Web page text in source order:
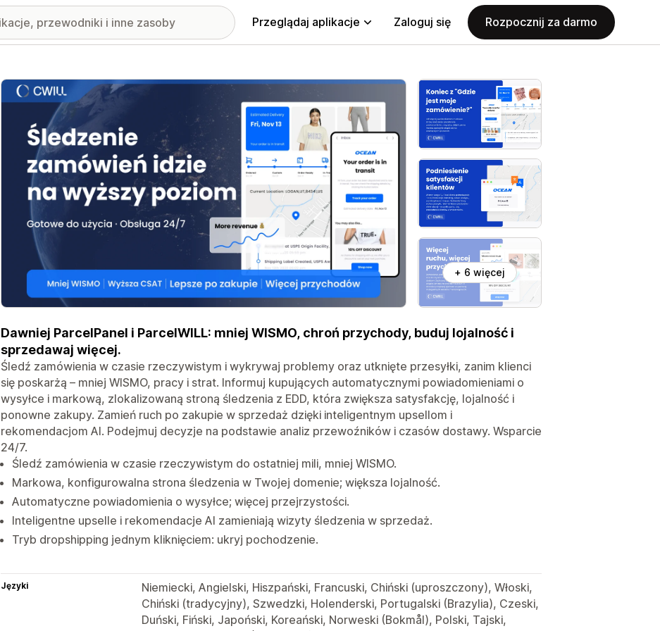
Przeglądaj aplikacje Zaloguj się Rozpocznij za darmo
Wyróżnione obrazy w galerii
+ 6 więcej
Dawniej ParcelPanel i ParcelWILL: mniej WISMO, chroń przychody, buduj lojalność i
sprzedawaj więcej.
Śledź zamówienia w czasie rzeczywistym i wykrywaj problemy oraz utknięte przesyłki, zanim klienci
się poskarżą – mniej WISMO, pracy i strat. Informuj kupujących automatycznymi powiadomieniami o
wysyłce i markową, zlokalizowaną stroną śledzenia z EDD, która zwiększa satysfakcję, lojalność i
ponowne zakupy. Zamień ruch po zakupie w sprzedaż dzięki inteligentnym upsellom i
rekomendacjom AI. Podejmuj decyzje na podstawie analiz przewoźników i czasów dostawy. Wsparcie
24/7.
Śledź zamówienia w czasie rzeczywistym do ostatniej mili, mniej WISMO.
Markowa, konfigurowalna strona śledzenia w Twojej domenie; większa lojalność.
Automatyczne powiadomienia o wysyłce; więcej przejrzystości.
Inteligentne upselle i rekomendacje AI zamieniają wizyty śledzenia w sprzedaż.
Tryb dropshipping jednym kliknięciem: ukryj pochodzenie.
Języki
Niemiecki, Angielski, Hiszpański, Francuski, Chiński (uproszczony), Włoski,
Chiński (tradycyjny), Szwedzki, Holenderski, Portugalski (Brazylia), Czeski,
Duński, Fiński, Japoński, Koreański, Norweski (Bokmål), Polski, Tajski,